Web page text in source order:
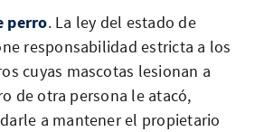
perro. La ley del estado de
responsabilidad estricta a los
cuyas mascotas lesionan a
de otra persona le atacó,
a mantener el propietario